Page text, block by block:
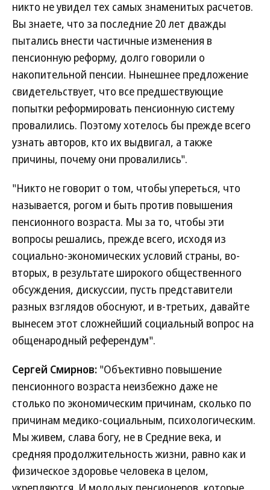
никто не увидел тех самых знаменитых расчетов.
Вы знаете, что за последние 20 лет дважды
пытались внести частичные изменения в
пенсионную реформу, долго говорили о
накопительной пенсии. Нынешнее предложение
свидетельствует, что все предшествующие
попытки реформировать пенсионную систему
провалились. Поэтому хотелось бы прежде всего
узнать авторов, кто их выдвигал, а также
причины, почему они провалились".
"Никто не говорит о том, чтобы упереться, что
называется, рогом и быть против повышения
пенсионного возраста. Мы за то, чтобы эти
вопросы решались, прежде всего, исходя из
социально-экономических условий страны, во-
вторых, в результате широкого общественного
обсуждения, дискуссии, пусть представители
разных взглядов обоснуют, и в-третьих, давайте
вынесем этот сложнейший социальный вопрос на
общенародный референдум".
Сергей Смирнов: "Объективно повышение
пенсионного возраста неизбежно даже не
столько по экономическим причинам, сколько по
причинам медико-социальным, психологическим.
Мы живем, слава богу, не в Средние века, и
средняя продолжительность жизни, равно как и
физическое здоровье человека в целом,